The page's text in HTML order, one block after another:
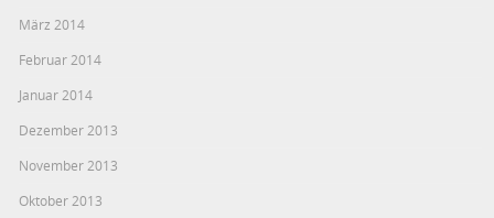
März 2014
Februar 2014
Januar 2014
Dezember 2013
November 2013
Oktober 2013